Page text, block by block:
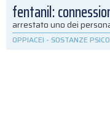
fentanil:
arrestato uno dei
OPPIACEI - SOSTANZE